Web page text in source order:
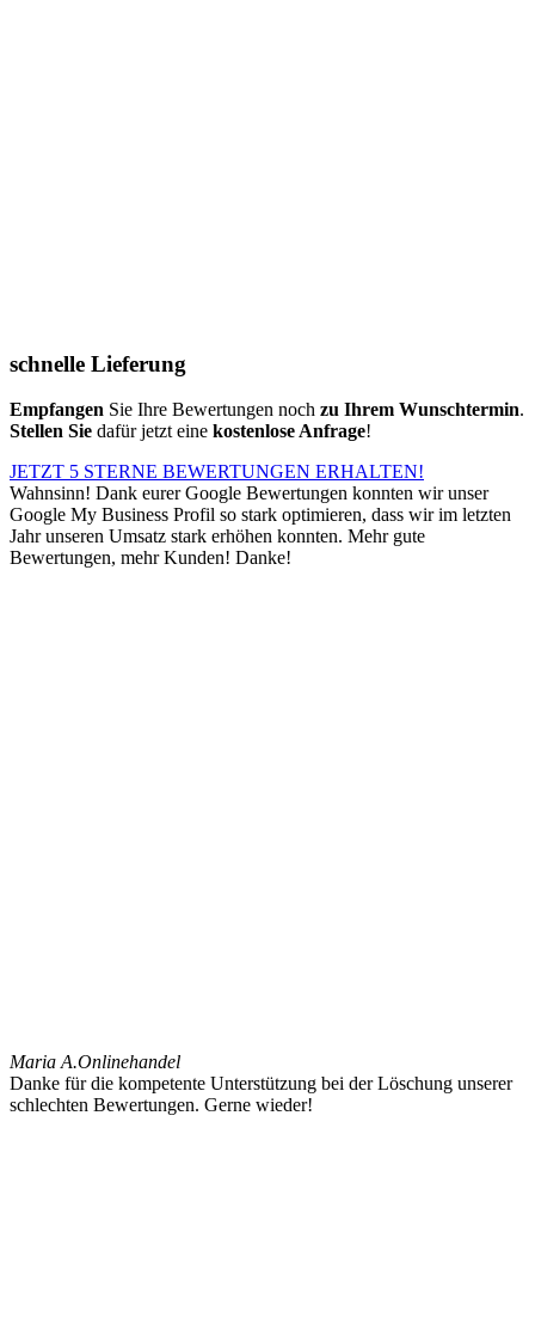
schnelle Lieferung
Empfangen Sie Ihre Bewertungen noch zu Ihrem Wunschtermin.
Stellen Sie dafür jetzt eine kostenlose Anfrage!
JETZT 5 STERNE BEWERTUNGEN ERHALTEN!
Wahnsinn! Dank eurer Google Bewertungen konnten wir unser
Google My Business Profil so stark optimieren, dass wir im letzten
Jahr unseren Umsatz stark erhöhen konnten. Mehr gute
Bewertungen, mehr Kunden! Danke!
Maria A.Onlinehandel
Danke für die kompetente Unterstützung bei der Löschung unserer
schlechten Bewertungen. Gerne wieder!